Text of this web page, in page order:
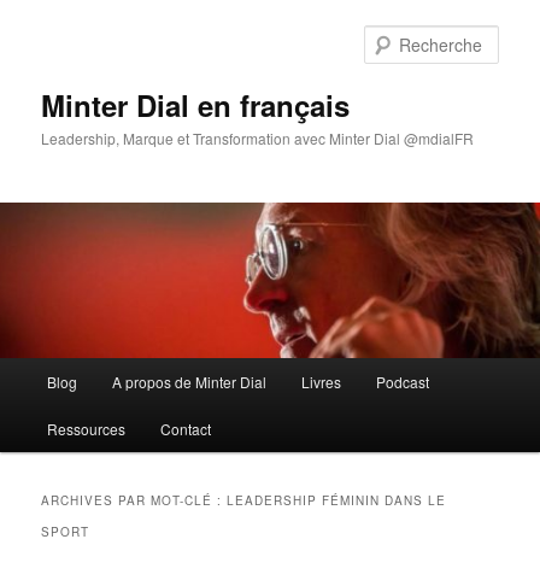
Minter Dial en français
Leadership, Marque et Transformation avec Minter Dial @mdialFR
principal
Blog A propos de Minter Dial Livres Podcast
Ressources Contact
ARCHIVES PAR MOT-CLÉ :LEADERSHIP FÉMININ DANS LE
SPORT